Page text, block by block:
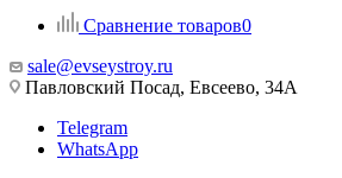
Сравнение товаров0
sale@evseystroy.ru
Павловский Посад, Евсеево, 34А
Telegram
WhatsApp